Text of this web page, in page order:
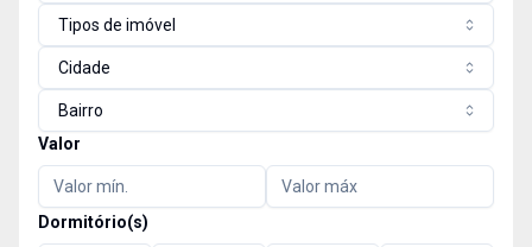
Tipos de imóvel
Cidade
Bairro
Valor
Dormitório(s)